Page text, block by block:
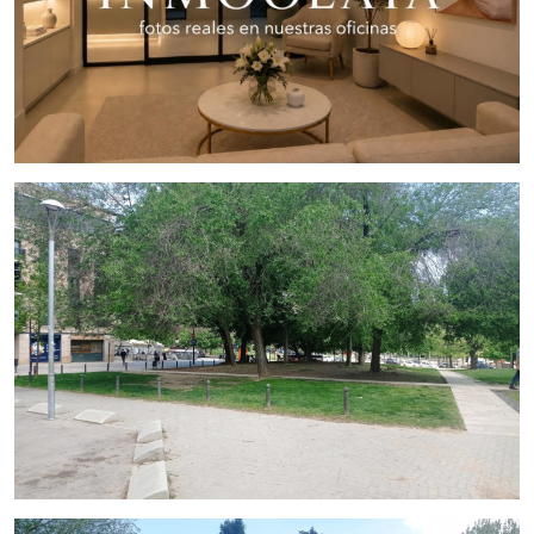
Una oportunidad ideal para médicos estéticos, clínicas o
inversores que deseen adquirir un negocio consolidado, con
una estructura operativa eficiente y un gran potencial de
crecimiento.
Condiciones económicas
Traspaso:185.000 €
Alquiler actual:1.400 € + IVA
Actualización del alquiler (a partir de agosto):
1.800 € + IVA